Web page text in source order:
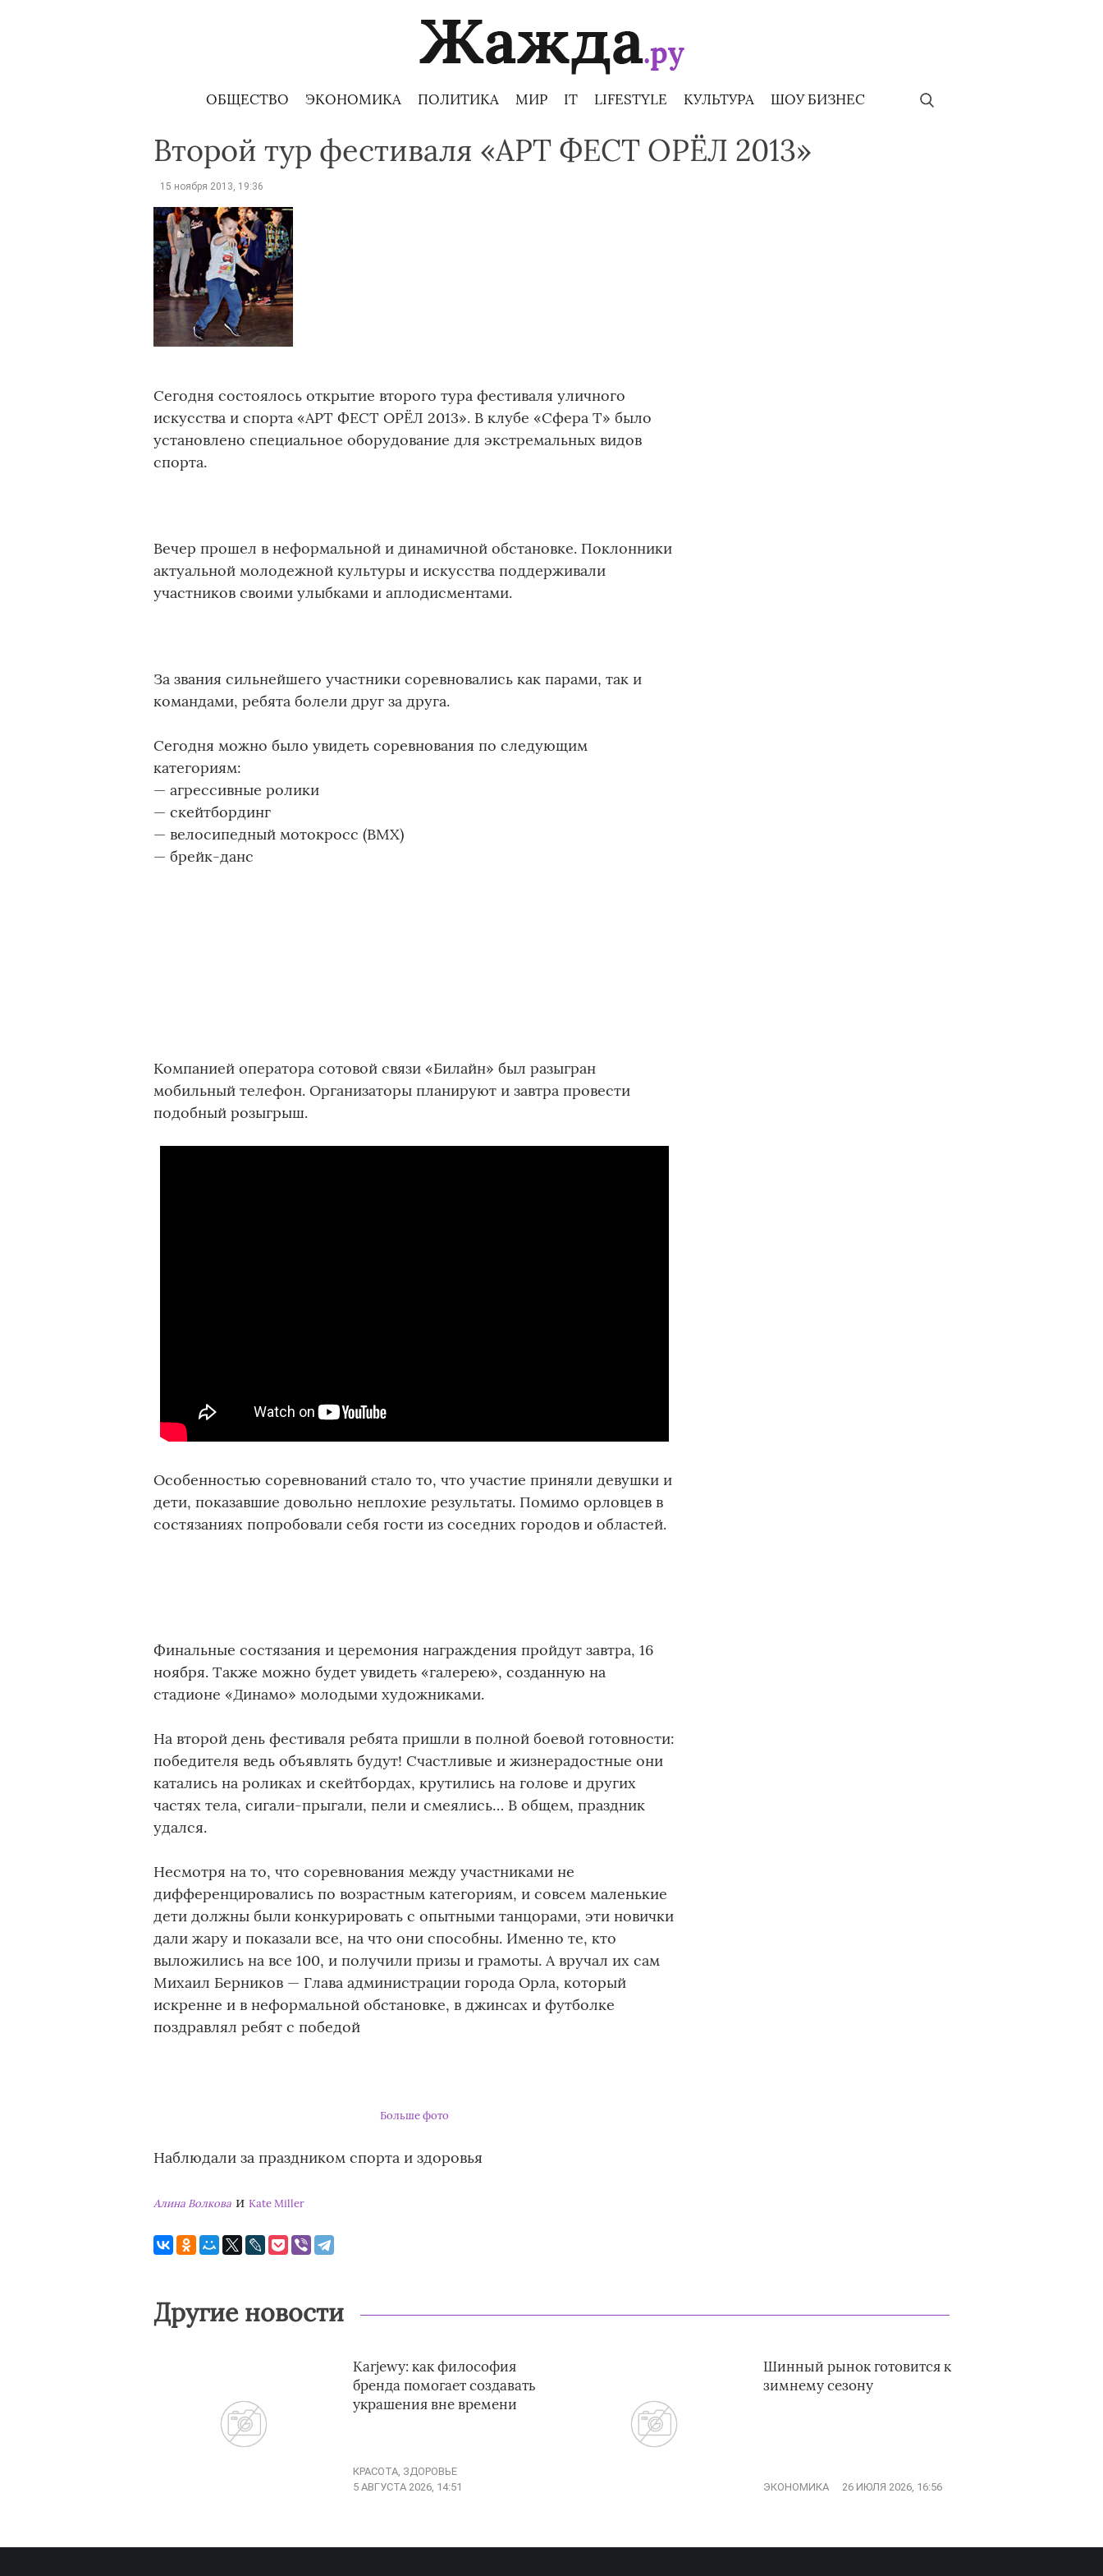
ОБЩЕСТВО ЭКОНОМИКА ПОЛИТИКА МИР IT LIFESTYLE КУЛЬТУРА ШОУ БИЗНЕС
Второй тур фестиваля «AРT ФЕСТ ОРЁЛ 2013»
15 ноября 2013, 19:36
Сегодня состоялось открытие второго тура фестиваля уличного
искусства и спорта «АРТ ФЕСТ ОРЁЛ 2013». В клубе «Сфера Т» было
установлено специальное оборудование для экстремальных видов
спорта.
Вечер прошел в неформальной и динамичной обстановке. Поклонники
актуальной молодежной культуры и искусства поддерживали
участников своими улыбками и аплодисментами.
За звания сильнейшего участники соревновались как парами, так и
командами, ребята болели друг за друга.
Сегодня можно было увидеть соревнования по следующим
категориям:
— агрессивные ролики
— скейтбординг
— велосипедный мотокросс (BMX)
— брейк-данс
Компанией оператора сотовой связи «Билайн» был разыгран
мобильный телефон. Организаторы планируют и завтра провести
подобный розыгрыш.
Особенностью соревнований стало то, что участие приняли девушки и
дети, показавшие довольно неплохие результаты. Помимо орловцев в
состязаниях попробовали себя гости из соседних городов и областей.
Финальные состязания и церемония награждения пройдут завтра, 16
ноября. Также можно будет увидеть «галерею», созданную на
стадионе «Динамо» молодыми художниками.
На второй день фестиваля ребята пришли в полной боевой готовности:
победителя ведь объявлять будут! Счастливые и жизнерадостные они
катались на роликах и скейтбордах, крутились на голове и других
частях тела, сигали-прыгали, пели и смеялись… В общем, праздник
удался.
Несмотря на то, что соревнования между участниками не
дифференцировались по возрастным категориям, и совсем маленькие
дети должны были конкурировать с опытными танцорами, эти новички
дали жару и показали все, на что они способны. Именно те, кто
выложились на все 100, и получили призы и грамоты. А вручал их сам
Михаил Берников — Глава администрации города Орла, который
искренне и в неформальной обстановке, в джинсах и футболке
поздравлял ребят с победой
Больше фото
Наблюдали за праздником спорта и здоровья
Алина Волкова и Kate Miller
Другие новости
Karjewy: как философия
бренда помогает создавать
украшения вне времени
КРАСОТА, ЗДОРОВЬЕ
5 АВГУСТА 2026, 14:51
Шинный рынок готовится к
зимнему сезону
ЭКОНОМИКА 26 ИЮЛЯ 2026, 16:56